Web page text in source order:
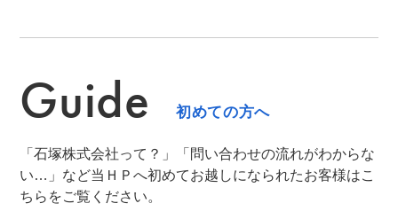
Guide 初めての方へ
「石塚株式会社って？」「問い合わせの流れがわからな
い…」など当ＨＰへ初めてお越しになられたお客様はこ
ちらをご覧ください。